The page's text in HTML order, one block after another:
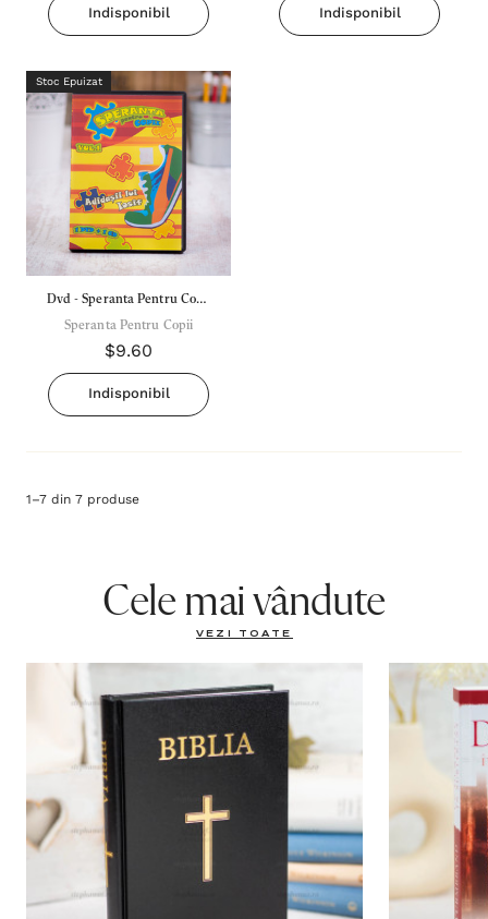
Indisponibil Indisponibil
Stoc Epuizat
Dvd - Speranta Pentru Copii
Vol. 1 - Adidasii Lui Iosif
Speranta Pentru Copii
$9.60
Indisponibil
1–7 din 7 produse
Cele mai vândute
VEZI TOATE